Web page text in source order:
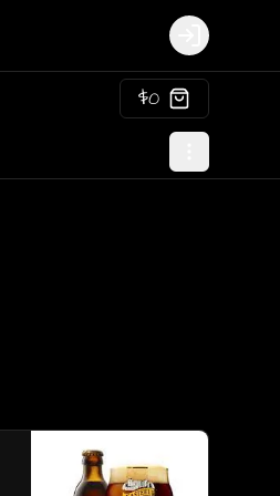
Login
$0